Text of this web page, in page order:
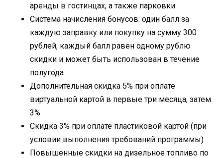
аренды в гостинцах, а также парковки
Система начисления бонусов: один балл за
каждую заправку или покупку на сумму 300
рублей, каждый балл равен одному рублю
скидки и может быть использован в течение
полугода
Дополнительная скидка 5% при оплате
виртуальной картой в первые три месяца, затем
3%
Скидка 3% при оплате пластиковой картой (при
условии выполнения требований программы)
Повышенные скидки на дизельное топливо по